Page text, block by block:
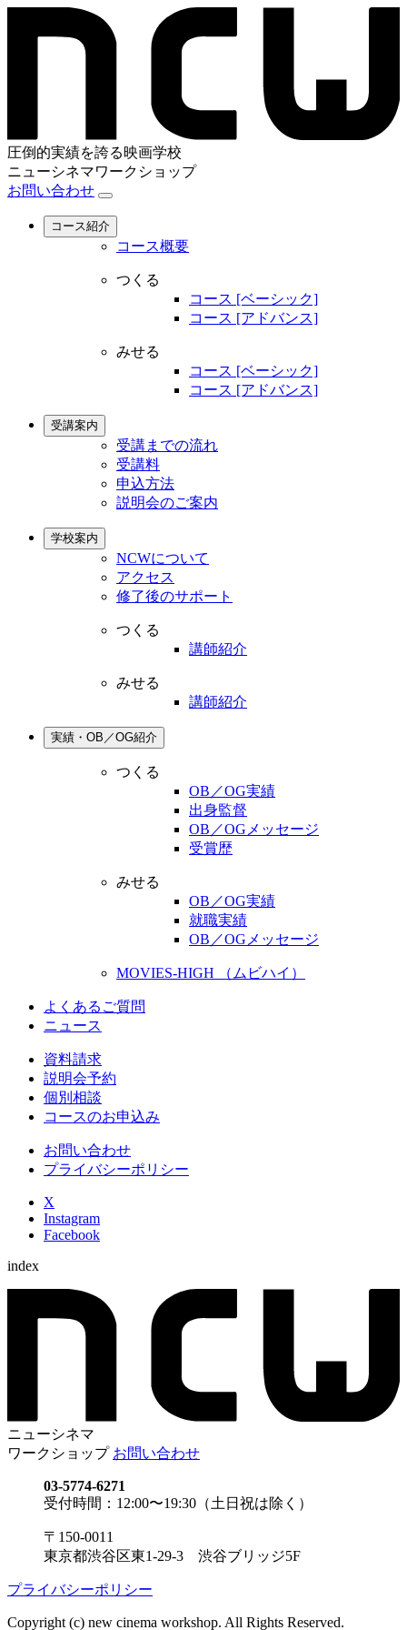
圧倒的実績を誇る映画学校
ニューシネマワークショップ
お問い合わせ
コース紹介
コース概要
つくる
コース [ベーシック]
コース [アドバンス]
みせる
コース [ベーシック]
コース [アドバンス]
受講案内
受講までの流れ
受講料
申込方法
説明会のご案内
学校案内
NCWについて
アクセス
修了後のサポート
つくる
講師紹介
みせる
講師紹介
実績・OB／OG紹介
つくる
OB／OG実績
出身監督
OB／OGメッセージ
受賞歴
みせる
OB／OG実績
就職実績
OB／OGメッセージ
MOVIES-HIGH （ムビハイ）
よくあるご質問
ニュース
資料請求
説明会予約
個別相談
コースのお申込み
お問い合わせ
プライバシーポリシー
X
Instagram
Facebook
index
ニューシネマ
ワークショップ お問い合わせ
03-5774-6271
受付時間：12:00〜19:30（土日祝は除く）
〒150-0011
東京都渋谷区東1-29-3 渋谷ブリッジ5F
プライバシーポリシー
Copyright (c) new cinema workshop. All Rights Reserved.